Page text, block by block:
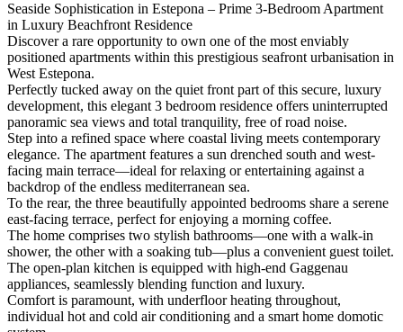
Seaside Sophistication in Estepona – Prime 3-Bedroom Apartment
in Luxury Beachfront Residence
Discover a rare opportunity to own one of the most enviably
positioned apartments within this prestigious seafront urbanisation in
West Estepona.
Perfectly tucked away on the quiet front part of this secure, luxury
development, this elegant 3 bedroom residence offers uninterrupted
panoramic sea views and total tranquility, free of road noise.
Step into a refined space where coastal living meets contemporary
elegance. The apartment features a sun drenched south and west-
facing main terrace—ideal for relaxing or entertaining against a
backdrop of the endless mediterranean sea.
To the rear, the three beautifully appointed bedrooms share a serene
east-facing terrace, perfect for enjoying a morning coffee.
The home comprises two stylish bathrooms—one with a walk-in
shower, the other with a soaking tub—plus a convenient guest toilet.
The open-plan kitchen is equipped with high-end Gaggenau
appliances, seamlessly blending function and luxury.
Comfort is paramount, with underfloor heating throughout,
individual hot and cold air conditioning and a smart home domotic